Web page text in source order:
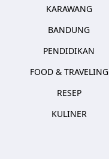
KARAWANG
BANDUNG
PENDIDIKAN
FOOD & TRAVELING
RESEP
KULINER